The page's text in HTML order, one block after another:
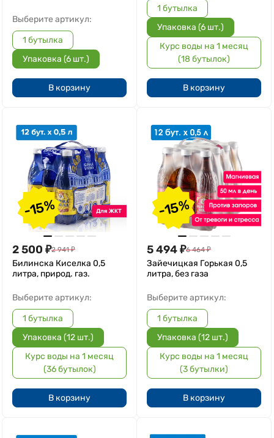
Выберите артикул:
1 бутылка
Упаковка (6 шт.)
В корзину
1 бутылка
Упаковка (6 шт.)
Курс воды на 1 месяц
(18 бутылок)
В корзину
-15%
2 500 ₽2 941 ₽
Билинска Киселка 0,5
литра, природ. газ.
Выберите артикул:
1 бутылка
Упаковка (12 шт.)
Курс воды на 1 месяц
(36 бутылок)
В корзину
-15%
5 494₽6 464 ₽
Зайечицкая Горькая 0,5
литра, без газа
Выберите артикул:
1 бутылка
Упаковка (12 шт.)
Курс воды на 1 месяц
(3 бутылки)
В корзину